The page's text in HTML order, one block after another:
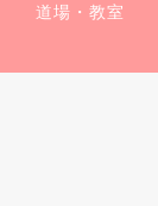
道場・教室